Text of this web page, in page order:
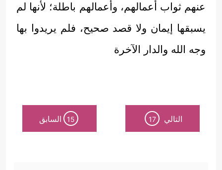
عنهم ثواب أعمالهم، وأعمالهم باطلة؛ لأنها لم
يسبقها إيمان ولا قصد صحيح، فلم يريدوا بها
وجه الله والدار الآخرة
التالي 17
15 السابق